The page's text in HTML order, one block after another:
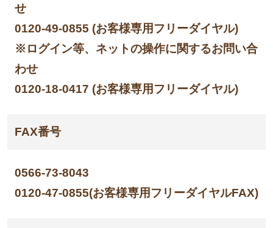
せ
0120-49-0855 (お客様専用フリーダイヤル)
※ログイン等、ネットの操作に関するお問い合
わせ
0120-18-0417 (お客様専用フリーダイヤル)
FAX番号
0566-73-8043
0120-47-0855(お客様専用フリーダイヤルFAX)